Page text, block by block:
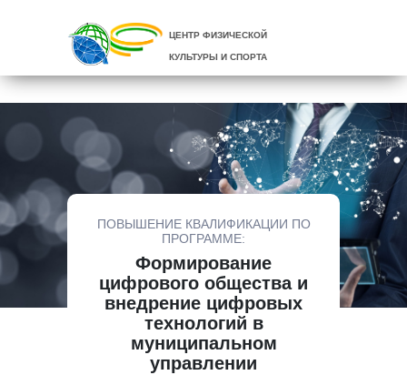
ЦЕНТР ФИЗИЧЕСКОЙ
КУЛЬТУРЫ И СПОРТА
ПОВЫШЕНИЕ КВАЛИФИКАЦИИ ПО
ПРОГРАММЕ:
Формирование
цифрового общества и
внедрение цифровых
технологий в
муниципальном
управлении